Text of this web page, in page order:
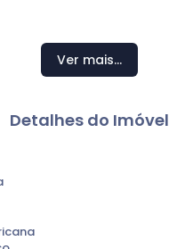
fechada
a cidade
Ver mais...
Detalhes do Imóvel